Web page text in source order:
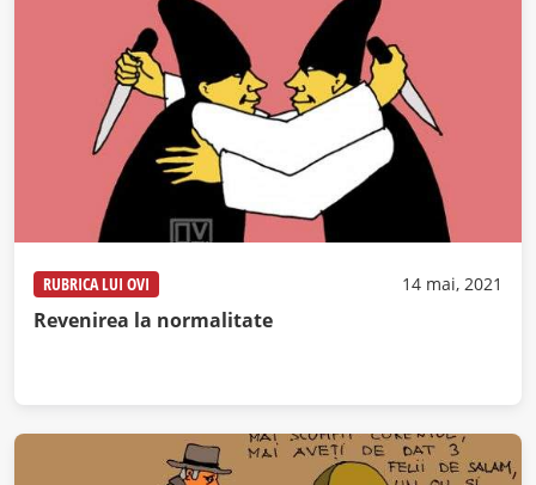
RUBRICA LUI OVI 14 mai, 2021
Revenirea la normalitate